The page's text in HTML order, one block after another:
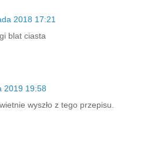
2018 17:21
blat ciasta
2019 19:58
wyszło z tego przepisu.